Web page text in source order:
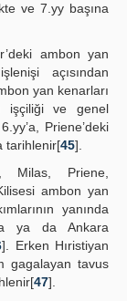
ve 7.yy başına
ambon yan
açısından
yan kenarları
işçiliği ve genel
Priene’deki
tarihlenir[45].
Milas, Priene,
ambon yan
yanında
ya da Ankara
]. Erken Hıristiyan
gagalayan tavus
47].